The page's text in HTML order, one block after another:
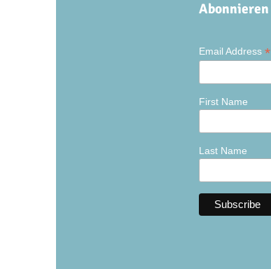
Abonnieren
Email Address *
First Name
Last Name